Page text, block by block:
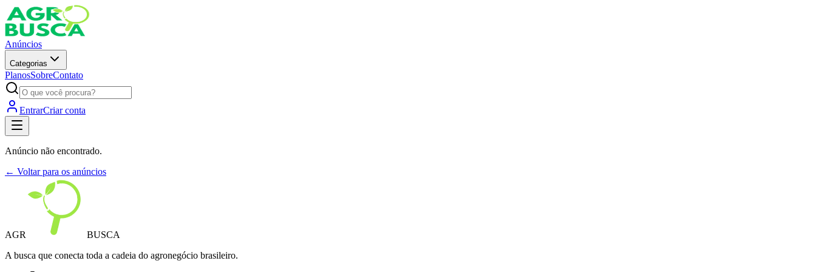
Anúncios
Categorias
PlanosSobreContato
EntrarCriar conta
Anúncio não encontrado.
← Voltar para os anúncios
AGR
BUSCA
A busca que conecta toda a cadeia do agronegócio brasileiro.